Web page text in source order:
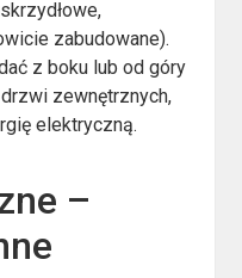
zabudowane).
z boku lub od góry
zewnętrznych,
elektryczną.
–